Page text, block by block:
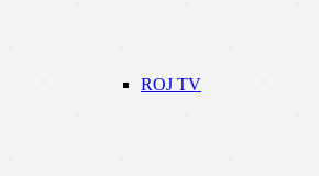
ROJ TV